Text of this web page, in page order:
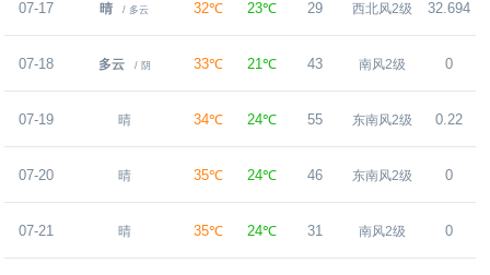
07-17 晴 / 多云 32℃ 23℃ 29 西北风2级 32.694
07-18 多云 / 阴 33℃ 21℃ 43 南风2级 0
07-19 晴 34℃ 24℃ 55 东南风2级 0.22
07-20 晴 35℃ 24℃ 46 东南风2级 0
07-21 晴 35℃ 24℃ 31 南风2级 0